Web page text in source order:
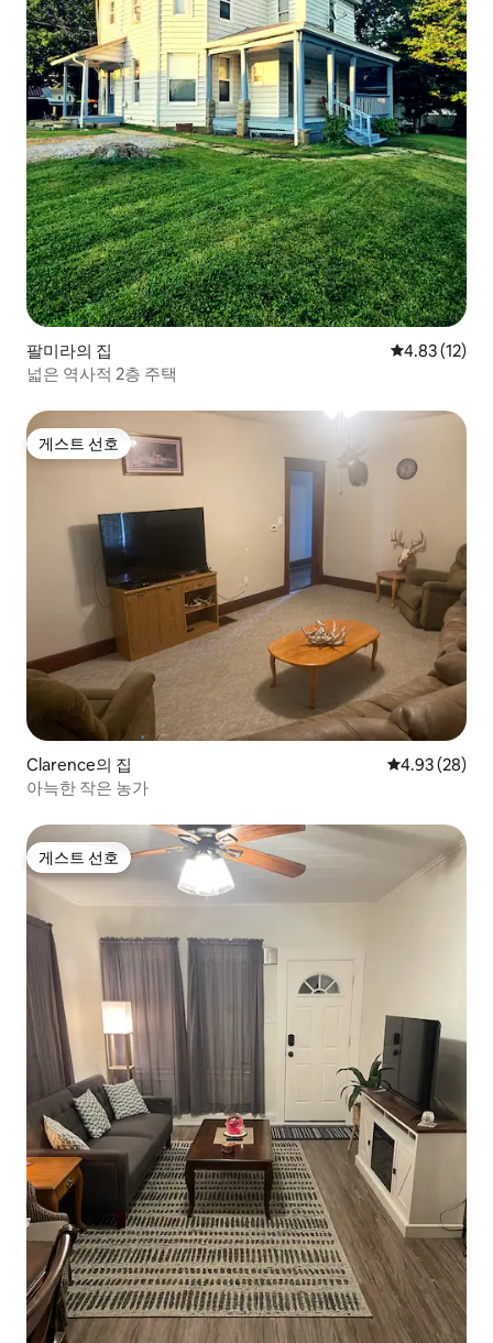
팔미라의 집 평점 4.83점
4.83 (12)
넓은 역사적 2층 주택
게스트 선호
게스트 선호
Clarence의 집 평점 4.93점(5
4.93 (28)
아늑한 작은 농가
게스트 선호
게스트 선호